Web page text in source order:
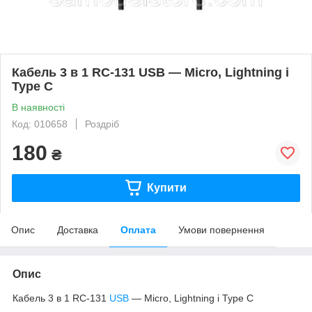
Кабель 3 в 1 RC-131 USB — Micro, Lightning і
Type C
В наявності
Код: 010658
Роздріб
180 ₴
Купити
Опис Доставка Оплата Умови повернення
Опис
Кабель 3 в 1 RC-131 USB — Micro, Lightning і Type C